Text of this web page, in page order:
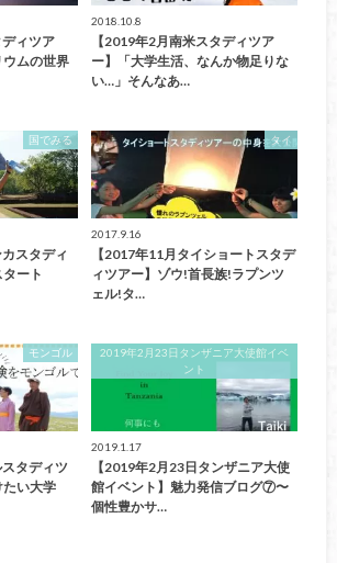
ディツア
ムの世界
2018.10.8
【2019年2月南米スタディツア
ー】「大学生活、なんか物足りな
い…」そんなあ…
国でみる
スタディ
ート
タイ
2017.9.16
【2017年11月タイショートスタデ
ィツアー】ゾウ!首長族!ラプンツ
ェル!タ…
モンゴル
タディツ
たい大学
2019年2月23日タンザニア大使館イベ
ント
2019.1.17
【2019年2月23日タンザニア大使
館イベント】魅力発信ブログ⑦〜
個性豊かサ…